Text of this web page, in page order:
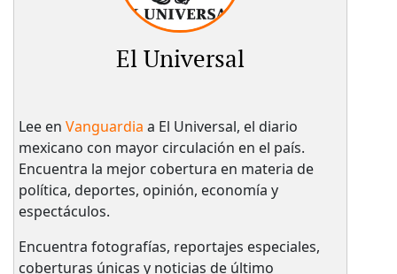
El Universal
Lee en Vanguardia a El Universal, el diario
mexicano con mayor circulación en el país.​
Encuentra la mejor cobertura en materia de
política, deportes, opinión, economía y
espectáculos.
Encuentra fotografías, reportajes especiales,
coberturas únicas y noticias de último